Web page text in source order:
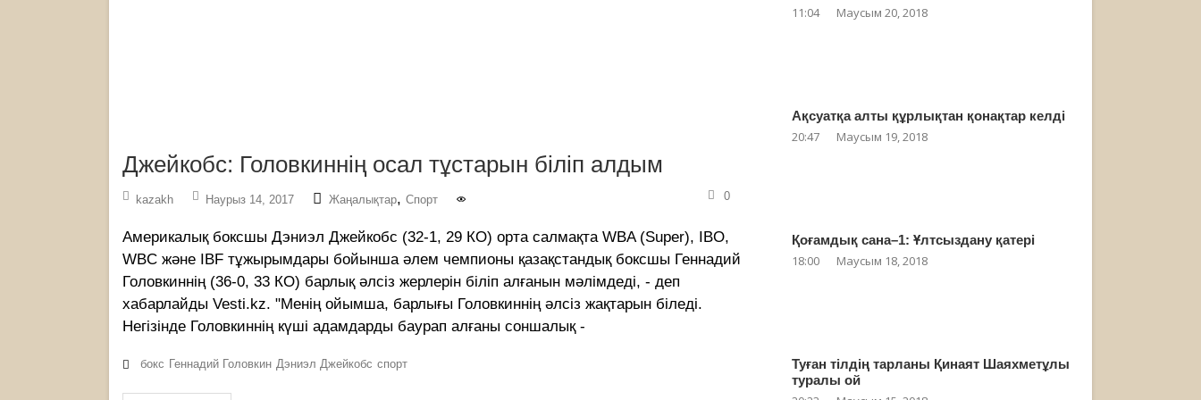
Джейкобс: Головкиннің осал тұстарын біліп алдым
kazakh Наурыз 14, 2017 Жаңалықтар, Спорт 0
Америкалық боксшы Дэниэл Джейкобс (32-1, 29 КО) орта салмақта WBA (Super), IBO,
WBC және IBF тұжырымдары бойынша әлем чемпионы қазақстандық боксшы Геннадий
Головкиннің (36-0, 33 КО) барлық әлсіз жерлерін біліп алғанын мәлімдеді, - деп
хабарлайды Vesti.kz. "Менің ойымша, барлығы Головкиннің әлсіз жақтарын біледі.
Негізінде Головкиннің күші адамдарды баурап алғаны соншалық -
бокс Геннадий Головкин Дэниэл Джейкобс спорт
11:04 Маусым 20, 2018
Ақсуатқа алты құрлықтан қонақтар келді
20:47 Маусым 19, 2018
Қоғамдық сана–1: Ұлтсыздану қатері
18:00 Маусым 18, 2018
Туған тілдің тарланы Қинаят Шаяхметұлы
туралы ой